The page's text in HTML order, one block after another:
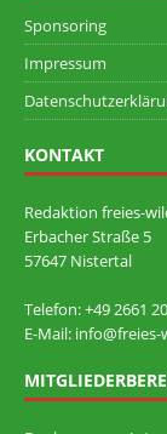
Sponsoring
Impressum
KONTAKT
Redaktion freies-
Erbacher Straße 5
57647 Nistertal
Telefon: +49 ‭2661
E-Mail: